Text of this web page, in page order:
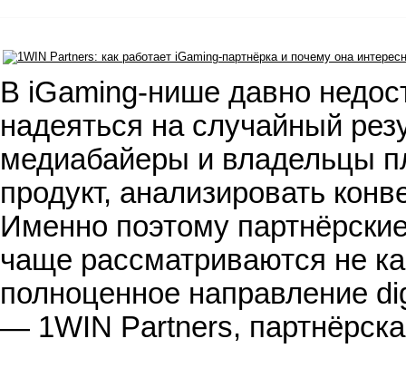
В iGaming-нише давно
надеяться на случайный
медиабайеры и владельцы
продукт, анализировать
Именно поэтому
чаще рассматриваются не
полноценное направление
— 1WIN Partners,